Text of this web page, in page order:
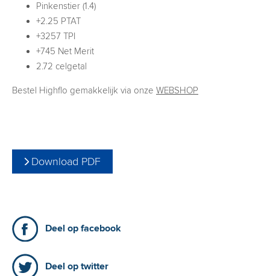
Pinkenstier (1.4)
+2.25 PTAT
+3257 TPI
+745 Net Merit
2.72 celgetal
Bestel Highflo gemakkelijk via onze WEBSHOP
Download PDF
Deel op facebook
Deel op twitter